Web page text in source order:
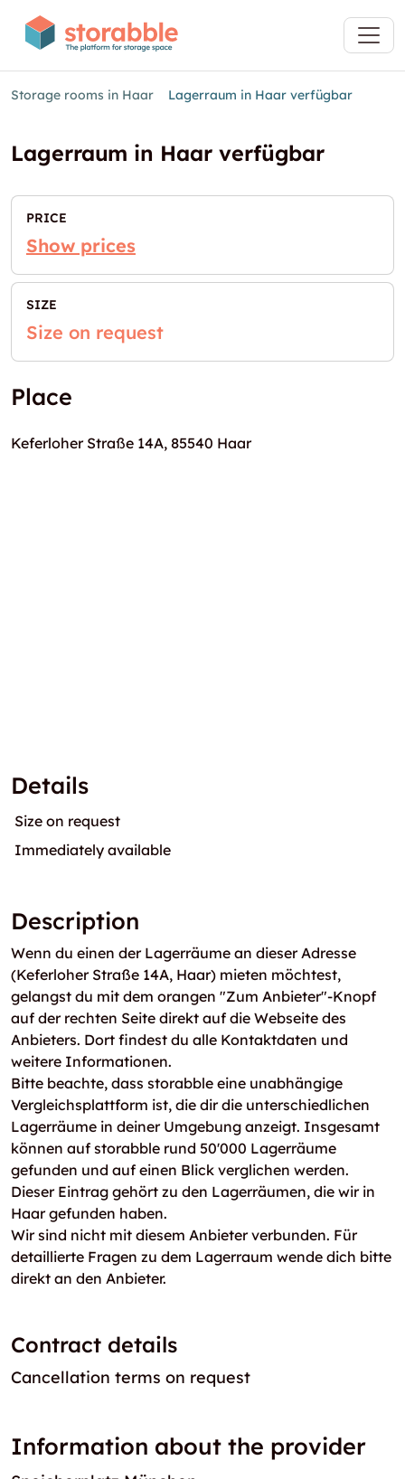
Storage rooms in Haar Lagerraum in Haar verfügbar
Lagerraum in Haar verfügbar
PRICE
Show prices
SIZE
Size on request
Place
Keferloher Straße 14A, 85540 Haar
Details
Size on request
Immediately available
Description
Wenn du einen der Lagerräume an dieser Adresse
(Keferloher Straße 14A, Haar) mieten möchtest,
gelangst du mit dem orangen "Zum Anbieter"-Knopf
auf der rechten Seite direkt auf die Webseite des
Anbieters. Dort findest du alle Kontaktdaten und
weitere Informationen.
Bitte beachte, dass storabble eine unabhängige
Vergleichsplattform ist, die dir die unterschiedlichen
Lagerräume in deiner Umgebung anzeigt. Insgesamt
können auf storabble rund 50'000 Lagerräume
gefunden und auf einen Blick verglichen werden.
Dieser Eintrag gehört zu den Lagerräumen, die wir in
Haar gefunden haben.
Wir sind nicht mit diesem Anbieter verbunden. Für
detaillierte Fragen zu dem Lagerraum wende dich bitte
direkt an den Anbieter.
Contract details
Cancellation terms on request
Information about the provider